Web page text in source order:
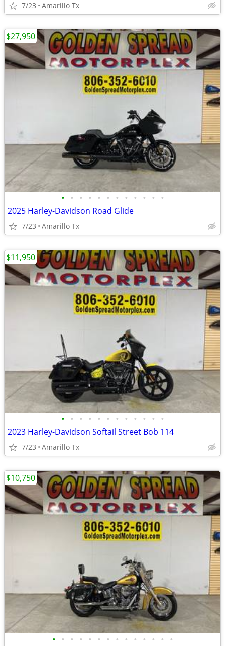
7/23 Amarillo Tx
• • • • • • • • • • • •
2025 Harley-Davidson Road Glide
7/23 Amarillo Tx
$27,950
• • • • • • • • • • • •
2023 Harley-Davidson Softail Street Bob 114
7/23 Amarillo Tx
$11,950
• • • • • • • • • • • • • •
$10,750